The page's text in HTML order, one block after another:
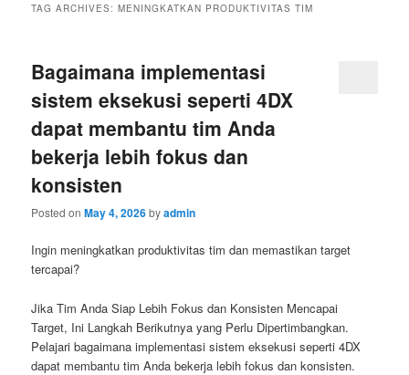
TAG ARCHIVES:MENINGKATKAN PRODUKTIVITAS TIM
Bagaimana implementasi
sistem eksekusi seperti 4DX
dapat membantu tim Anda
bekerja lebih fokus dan
konsisten
Posted onMay 4, 2026byadmin
Ingin meningkatkan produktivitas tim dan memastikan target
tercapai?
Jika Tim Anda Siap Lebih Fokus dan Konsisten Mencapai
Target, Ini Langkah Berikutnya yang Perlu Dipertimbangkan.
Pelajari bagaimana implementasi sistem eksekusi seperti 4DX
dapat membantu tim Anda bekerja lebih fokus dan konsisten.